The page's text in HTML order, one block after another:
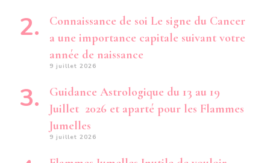
Connaissance de soi Le signe du Cancer
a une importance capitale suivant votre
année de naissance
9 juillet 2026
Guidance Astrologique du 13 au 19
Juillet 2026 et aparté pour les Flammes
Jumelles
9 juillet 2026